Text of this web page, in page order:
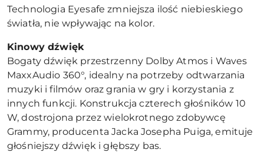
Technologia Eyesafe zmniejsza ilość niebieskiego
światła, nie wpływając na kolor.
Kinowy dźwięk
Bogaty dźwięk przestrzenny Dolby Atmos i Waves
MaxxAudio 360°, idealny na potrzeby odtwarzania
muzyki i filmów oraz grania w gry i korzystania z
innych funkcji. Konstrukcja czterech głośników 10
W, dostrojona przez wielokrotnego zdobywcę
Grammy, producenta Jacka Josepha Puiga, emituje
głośniejszy dźwięk i głębszy bas.